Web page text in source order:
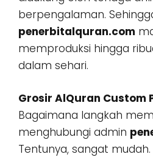
berpengalaman.
penerbitalquran.com
memproduksi hingga
dalam sehari.
Grosir AlQuran Custom
Bagaimana langkah
menghubungi admin
Tentunya, sangat